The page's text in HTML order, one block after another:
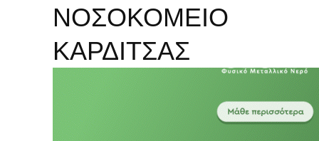
ΝΟΣΟΚΟΜΕΙΟ
ΚΑΡΔΙΤΣΑΣ